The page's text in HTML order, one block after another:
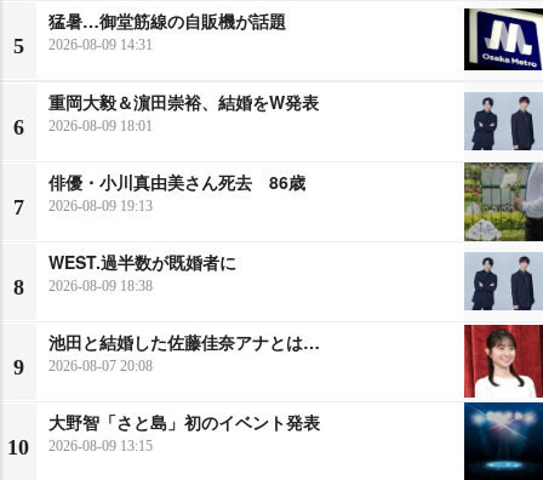
5
猛暑…御堂筋線の自販機が話題
2026-08-09 14:31
6
重岡大毅＆濵田崇裕、結婚をW発表
2026-08-09 18:01
7
俳優・小川真由美さん死去 86歳
2026-08-09 19:13
8
WEST.過半数が既婚者に
2026-08-09 18:38
9
池田と結婚した佐藤佳奈アナとは…
2026-08-07 20:08
10
大野智「さと島」初のイベント発表
2026-08-09 13:15